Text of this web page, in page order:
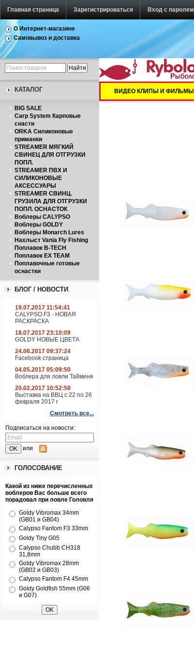
Главная страница Зарегистрироваться Вход с паролем
О Интернет-магазине
Самовывоз и доставка
КАТАЛОГ
BIG SALE
Carp System Карповые
снасти
ORKA Силиконовые
приманки
STREAMER МЯГКИЙ
СВИНЕЦ ДЛЯ ОТГРУЗКИ
ПОПЛ.
STREAMER ПВХ И
СИЛИКОНОВЫЕ
АКСЕССУАРЫ
STREAMER СВИНЦ.
ГРУЗИЛА ДЛЯ ОТГРУЗКИ
ПОПЛ. ОСНАСТОК
Воблеры CALYPSO
Воблеры GOLDY
Воблеры Monarch Lures
Нахлыст Vania Fly Fishing
Поплавок B-TECH
Поплавок EX TEAM
Поплавочные готовые
оснастки
БЛОГ / НОВОСТИ
19.07.2017 11:54:41
CALYPSO F3 - НОВАЯ
РАСКРАСКА
18.07.2017 23:10:09
GOLDY НОВЫЕ ЦВЕТА
24.06.2017 09:37:24
Facebook страница
04.05.2017 05:09:50
Воблера для ловли Тайменя
20.02.2017 10:52:58
Выставка на ВВЦ с 22 по 26
февраля 2017 г
Смотреть все...
Подписаться на новости:
или
ГОЛОСОВАНИЕ
Какой из ниже перечисленных
воблеров Вас больше всего
порадовал при ловле Головля
Goldy Vibromax 34mm
(GB01 и GB04)
Calypso Fantom F3 33mm
Goldy Tiny G05
Calypso Chubb CH318
31,8mm
Goldy Vibromax 28mm
(GB02 и GB03)
Calypso Fantom F4 45mm
Goldy Goldfish 55mm (G06
и G07)
ВИДЕО КЛИПЫ И ФИЛЬМЫ